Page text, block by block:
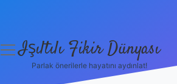
menüyüIşıltılı Fikir Dünyası
Parlak önerilerle hayatını aydınlat!